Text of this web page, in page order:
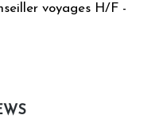
voyages H/F -